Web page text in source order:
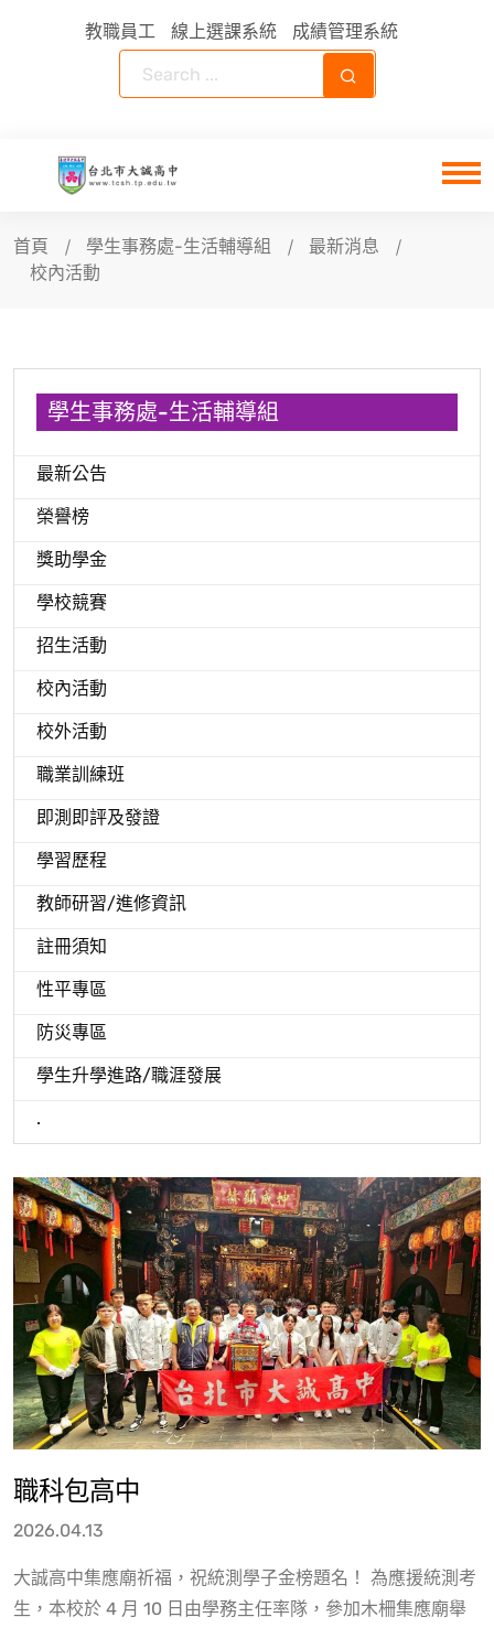
教職員工 線上選課系統 成績管理系統
首頁 學生事務處-生活輔導組
最新消息
校內活動
學生事務處-生活輔導組
最新公告
榮譽榜
獎助學金
學校競賽
招生活動
校內活動
校外活動
職業訓練班
即測即評及發證
學習歷程
教師研習/進修資訊
註冊須知
性平專區
防災專區
學生升學進路/職涯發展
.
職科包高中
2026.04.13
大誠高中集應廟祈福，祝統測學子金榜題名！ 為應援統測考
生，本校於 4 月 10 日由學務主任率隊，參加木柵集應廟舉